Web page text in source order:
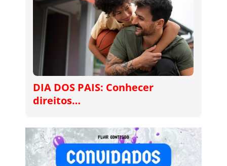
DIA DOS PAIS: Conhecer
direitos…